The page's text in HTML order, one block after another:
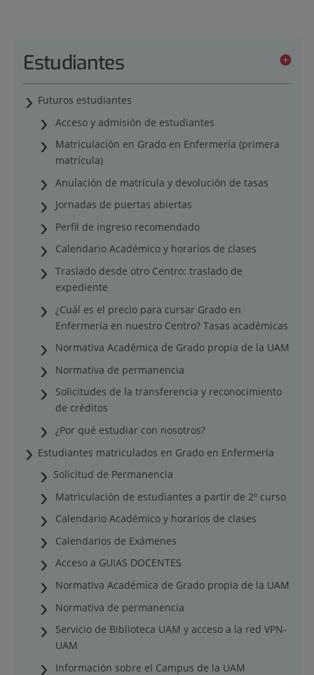
Estudiantes
Futuros estudiantes
Acceso y admisión de estudiantes
Matriculación en Grado en Enfermería (primera
matrícula)
Anulación de matrícula y devolución de tasas
Jornadas de puertas abiertas
Perfil de ingreso recomendado
Calendario Académico y horarios de clases
Traslado desde otro Centro: traslado de
expediente
¿Cuál es el precio para cursar Grado en
Enfermería en nuestro Centro? Tasas académicas
Normativa Académica de Grado propia de la UAM
Normativa de permanencia
Solicitudes de la transferencia y reconocimiento
de créditos
¿Por qué estudiar con nosotros?
Estudiantes matriculados en Grado en Enfermería
Solicitud de Permanencia
Matriculación de estudiantes a partir de 2º curso
Calendario Académico y horarios de clases
Calendarios de Exámenes
Acceso a GUIAS DOCENTES
Normativa Académica de Grado propia de la UAM
Normativa de permanencia
Servicio de Biblioteca UAM y acceso a la red VPN-
UAM
Información sobre el Campus de la UAM